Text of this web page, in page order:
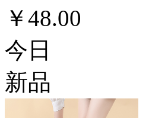
￥48.00
今日
新品